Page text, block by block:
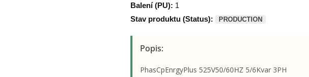
Balení (PU): 1
Stav produktu (Status):
PRODUCTION
Popis:
PhasCpEnrgyPlus 525V50/60HZ 5/6Kvar 3PH